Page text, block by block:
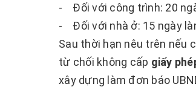
- Đối với công trình: 20
- Đối với nhà ở: 15 ngày
Sau thời hạn nêu trên nếu
từ chối không cấp giấy
xây dựng làm đơn báo